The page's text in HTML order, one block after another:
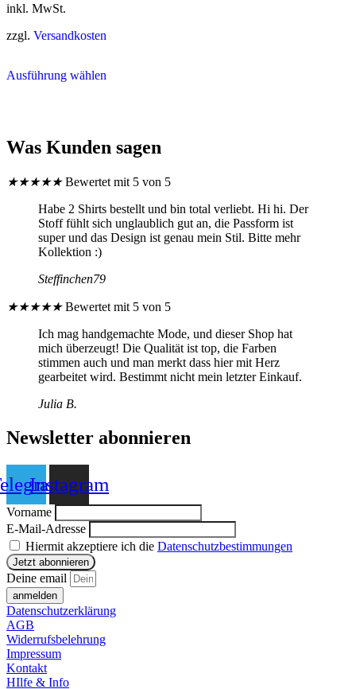
inkl. MwSt.
zzgl. Versandkosten
Ausführung wählenProdukt
Die
Optionen
können
auf
der
Produktseite
gewählt
werden
Was Kunden sagen
★★★★★ Bewertet mit 5 von 5
Habe 2 Shirts bestellt und bin total verliebt. Hi hi. Der
Stoff fühlt sich unglaublich gut an, die Passform ist
super und das Design ist genau mein Stil. Bitte mehr
Kollektion :)
Steffinchen79
★★★★★ Bewertet mit 5 von 5
Ich mag handgemachte Mode, und dieser Shop hat
mich überzeugt! Die Qualität ist top, die Farben
stimmen auch und man merkt dass hier mit Herz
gearbeitet wird. Bestimmt nicht mein letzter Einkauf.
Julia B.
Newsletter abonnieren
Instagram
Vorname
E-Mail-Adresse
Hiermit akzeptiere ich die Datenschutzbestimmungen
Deine email
anmelden
Datenschutzerklärung
AGB
Widerrufsbelehrung
Impressum
Kontakt
HIlfe & Info